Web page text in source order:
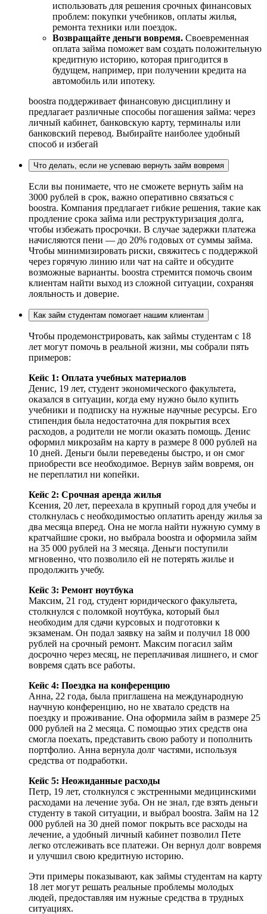
использовать для решения срочных финансовых
проблем: покупки учебников, оплаты жилья,
ремонта техники или поездок.
Возвращайте деньги вовремя. Своевременная
оплата займа поможет вам создать положительную
кредитную историю, которая пригодится в
будущем, например, при получении кредита на
автомобиль или ипотеку.
boostra поддерживает финансовую дисциплину и
предлагает различные способы погашения займа: через
личный кабинет, банковскую карту, терминалы или
банковский перевод. Выбирайте наиболее удобный
способ и избегай
Что делать, если не успеваю вернуть займ вовремя
Если вы понимаете, что не сможете вернуть займ на
3000 рублей в срок, важно оперативно связаться с
boostra. Компания предлагает гибкие решения, такие как
продление срока займа или реструктуризация долга,
чтобы избежать просрочки. В случае задержки платежа
начисляются пени — до 20% годовых от суммы займа.
Чтобы минимизировать риски, свяжитесь с поддержкой
через горячую линию или чат на сайте и обсудите
возможные варианты. boostra стремится помочь своим
клиентам найти выход из сложной ситуации, сохраняя
лояльность и доверие.
Как займ студентам помогает нашим клиентам
Чтобы продемонстрировать, как займы студентам с 18
лет могут помочь в реальной жизни, мы собрали пять
примеров:
Кейс 1: Оплата учебных материалов
Денис, 19 лет, студент экономического факультета,
оказался в ситуации, когда ему нужно было купить
учебники и подписку на нужные научные ресурсы. Его
стипендия была недостаточна для покрытия всех
расходов, а родители не могли оказать помощь. Денис
оформил микрозайм на карту в размере 8 000 рублей на
10 дней. Деньги были переведены быстро, и он смог
приобрести все необходимое. Вернув займ вовремя, он
не переплатил ни копейки.
Кейс 2: Срочная аренда жилья
Ксения, 20 лет, переехала в крупный город для учебы и
столкнулась с необходимостью оплатить аренду жилья за
два месяца вперед. Она не могла найти нужную сумму в
кратчайшие сроки, но выбрала boostra и оформила займ
на 35 000 рублей на 3 месяца. Деньги поступили
мгновенно, что позволило ей не потерять жилье и
продолжить учебу.
Кейс 3: Ремонт ноутбука
Максим, 21 год, студент юридического факультета,
столкнулся с поломкой ноутбука, который был
необходим для сдачи курсовых и подготовки к
экзаменам. Он подал заявку на займ и получил 18 000
рублей на срочный ремонт. Максим погасил займ
досрочно через месяц, не переплачивая лишнего, и смог
вовремя сдать все работы.
Кейс 4: Поездка на конференцию
Анна, 22 года, была приглашена на международную
научную конференцию, но не хватало средств на
поездку и проживание. Она оформила займ в размере 25
000 рублей на 2 месяца. С помощью этих средств она
смогла поехать, представить свою работу и пополнить
портфолио. Анна вернула долг частями, используя
средства от подработки.
Кейс 5: Неожиданные расходы
Петр, 19 лет, столкнулся с экстренными медицинскими
расходами на лечение зуба. Он не знал, где взять деньги
студенту в такой ситуации, и выбрал boostra. Займ на 12
000 рублей на 30 дней помог покрыть все расходы на
лечение, а удобный личный кабинет позволил Пете
легко отслеживать все платежи. Он вернул долг вовремя
и улучшил свою кредитную историю.
Эти примеры показывают, как займы студентам на карту
18 лет могут решать реальные проблемы молодых
людей, предоставляя им нужные средства в трудных
ситуациях.